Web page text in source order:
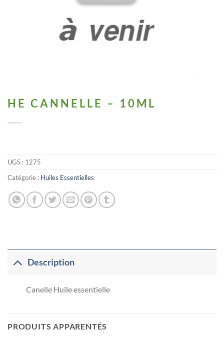
HE CANNELLE – 10ML
UGS : 1275
Catégorie : Huiles Essentielles
Description
Canelle Huile essentielle
PRODUITS APPARENTÉS